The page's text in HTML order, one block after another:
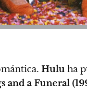
Hulu ha
and a Funeral